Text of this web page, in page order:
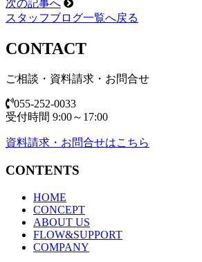
次の記事へ
スタッフブログ一覧へ戻る
CONTACT
ご相談・資料請求・お問合せ
055-252-0033
受付時間 9:00～17:00
資料請求・お問合せはこちら
CONTENTS
HOME
CONCEPT
ABOUT US
FLOW&SUPPORT
COMPANY